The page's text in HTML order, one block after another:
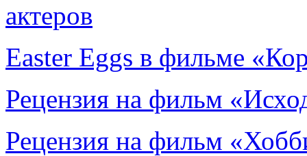
актеров
Easter Eggs в фильме
Рецензия на фильм
Рецензия на фильм